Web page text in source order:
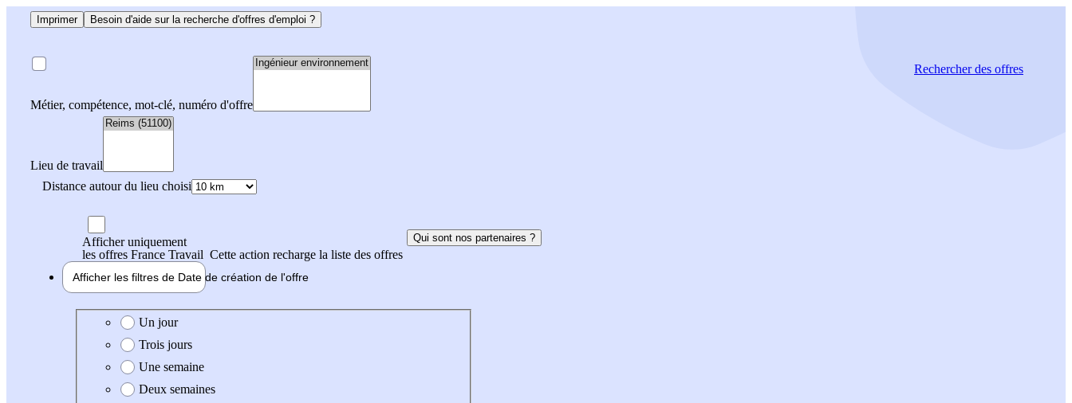
Imprimer Besoin d'aide sur la recherche d'offres d'emploi ?
Métier, compétence, mot-clé, numéro d'offre
Lieu de travail
Distance autour du lieu choisi
Rechercherdes offres
Afficher uniquement
les offres France Travail Cette action recharge la liste des offres
Qui sont nos partenaires ?
Afficher les filtres de Date de création de l'offre
Date de création de l'offre
Un jour
Trois jours
Une semaine
Deux semaines